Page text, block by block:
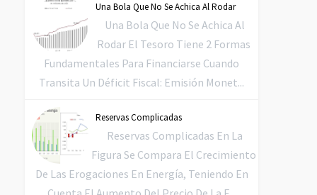
Una Bola Que No Se Achica Al Rodar
Una Bola Que No Se Achica Al
Rodar El Tesoro Tiene 2 Formas
Fundamentales Para Financiarse Cuando
Transita Un Déficit Fiscal: Emisión Monet...
Reservas Complicadas
Reservas Complicadas En La
Figura Se Compara El Crecimiento
De Las Erogaciones En Energía, Teniendo En